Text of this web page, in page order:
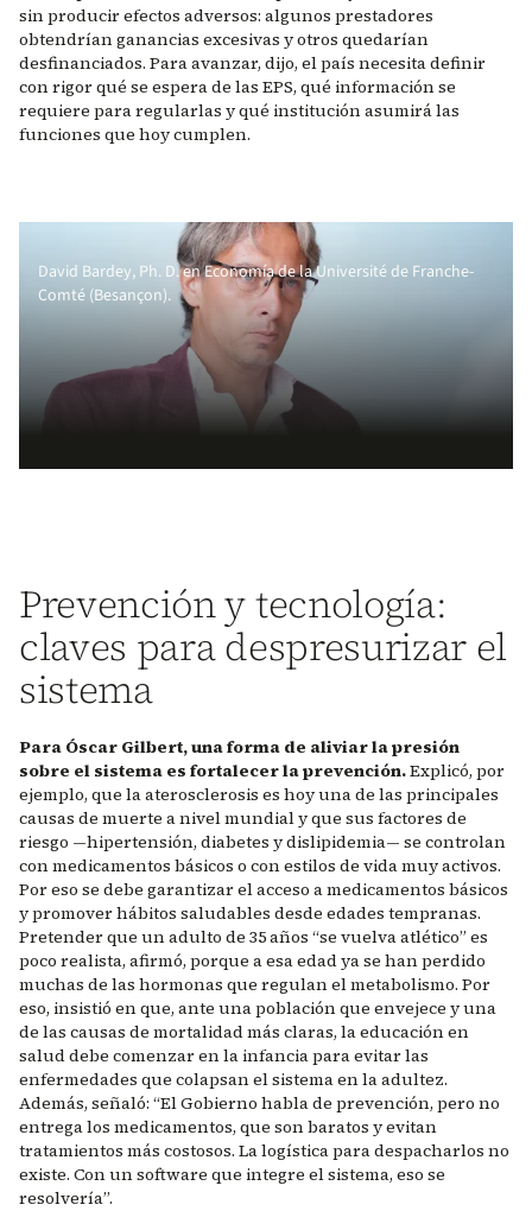
sin producir efectos adversos: algunos prestadores
obtendrían ganancias excesivas y otros quedarían
desfinanciados. Para avanzar, dijo, el país necesita definir
con rigor qué se espera de las EPS, qué información se
requiere para regularlas y qué institución asumirá las
funciones que hoy cumplen.
David Bardey, Ph. D. en Economía de la Université de Franche-
Comté (Besançon).
Prevención y tecnología:
claves para despresurizar el
sistema
Para Óscar Gilbert, una forma de aliviar la presión
sobre el sistema es fortalecer la prevención.Explicó, por
ejemplo, que la aterosclerosis es hoy una de las principales
causas de muerte a nivel mundial y que sus factores de
riesgo —hipertensión, diabetes y dislipidemia— se controlan
con medicamentos básicos o con estilos de vida muy activos.
Por eso se debe garantizar el acceso a medicamentos básicos
y promover hábitos saludables desde edades tempranas.
Pretender que un adulto de 35 años “se vuelva atlético” es
poco realista, afirmó, porque a esa edad ya se han perdido
muchas de las hormonas que regulan el metabolismo. Por
eso, insistió en que, ante una población que envejece y una
de las causas de mortalidad más claras, la educación en
salud debe comenzar en la infancia para evitar las
enfermedades que colapsan el sistema en la adultez.
Además, señaló: “El Gobierno habla de prevención, pero no
entrega los medicamentos, que son baratos y evitan
tratamientos más costosos. La logística para despacharlos no
existe. Con un software que integre el sistema, eso se
resolvería”.